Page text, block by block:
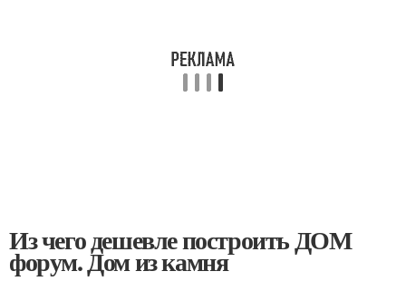
Из чего дешевле построить ДОМ
форум. Дом из камня